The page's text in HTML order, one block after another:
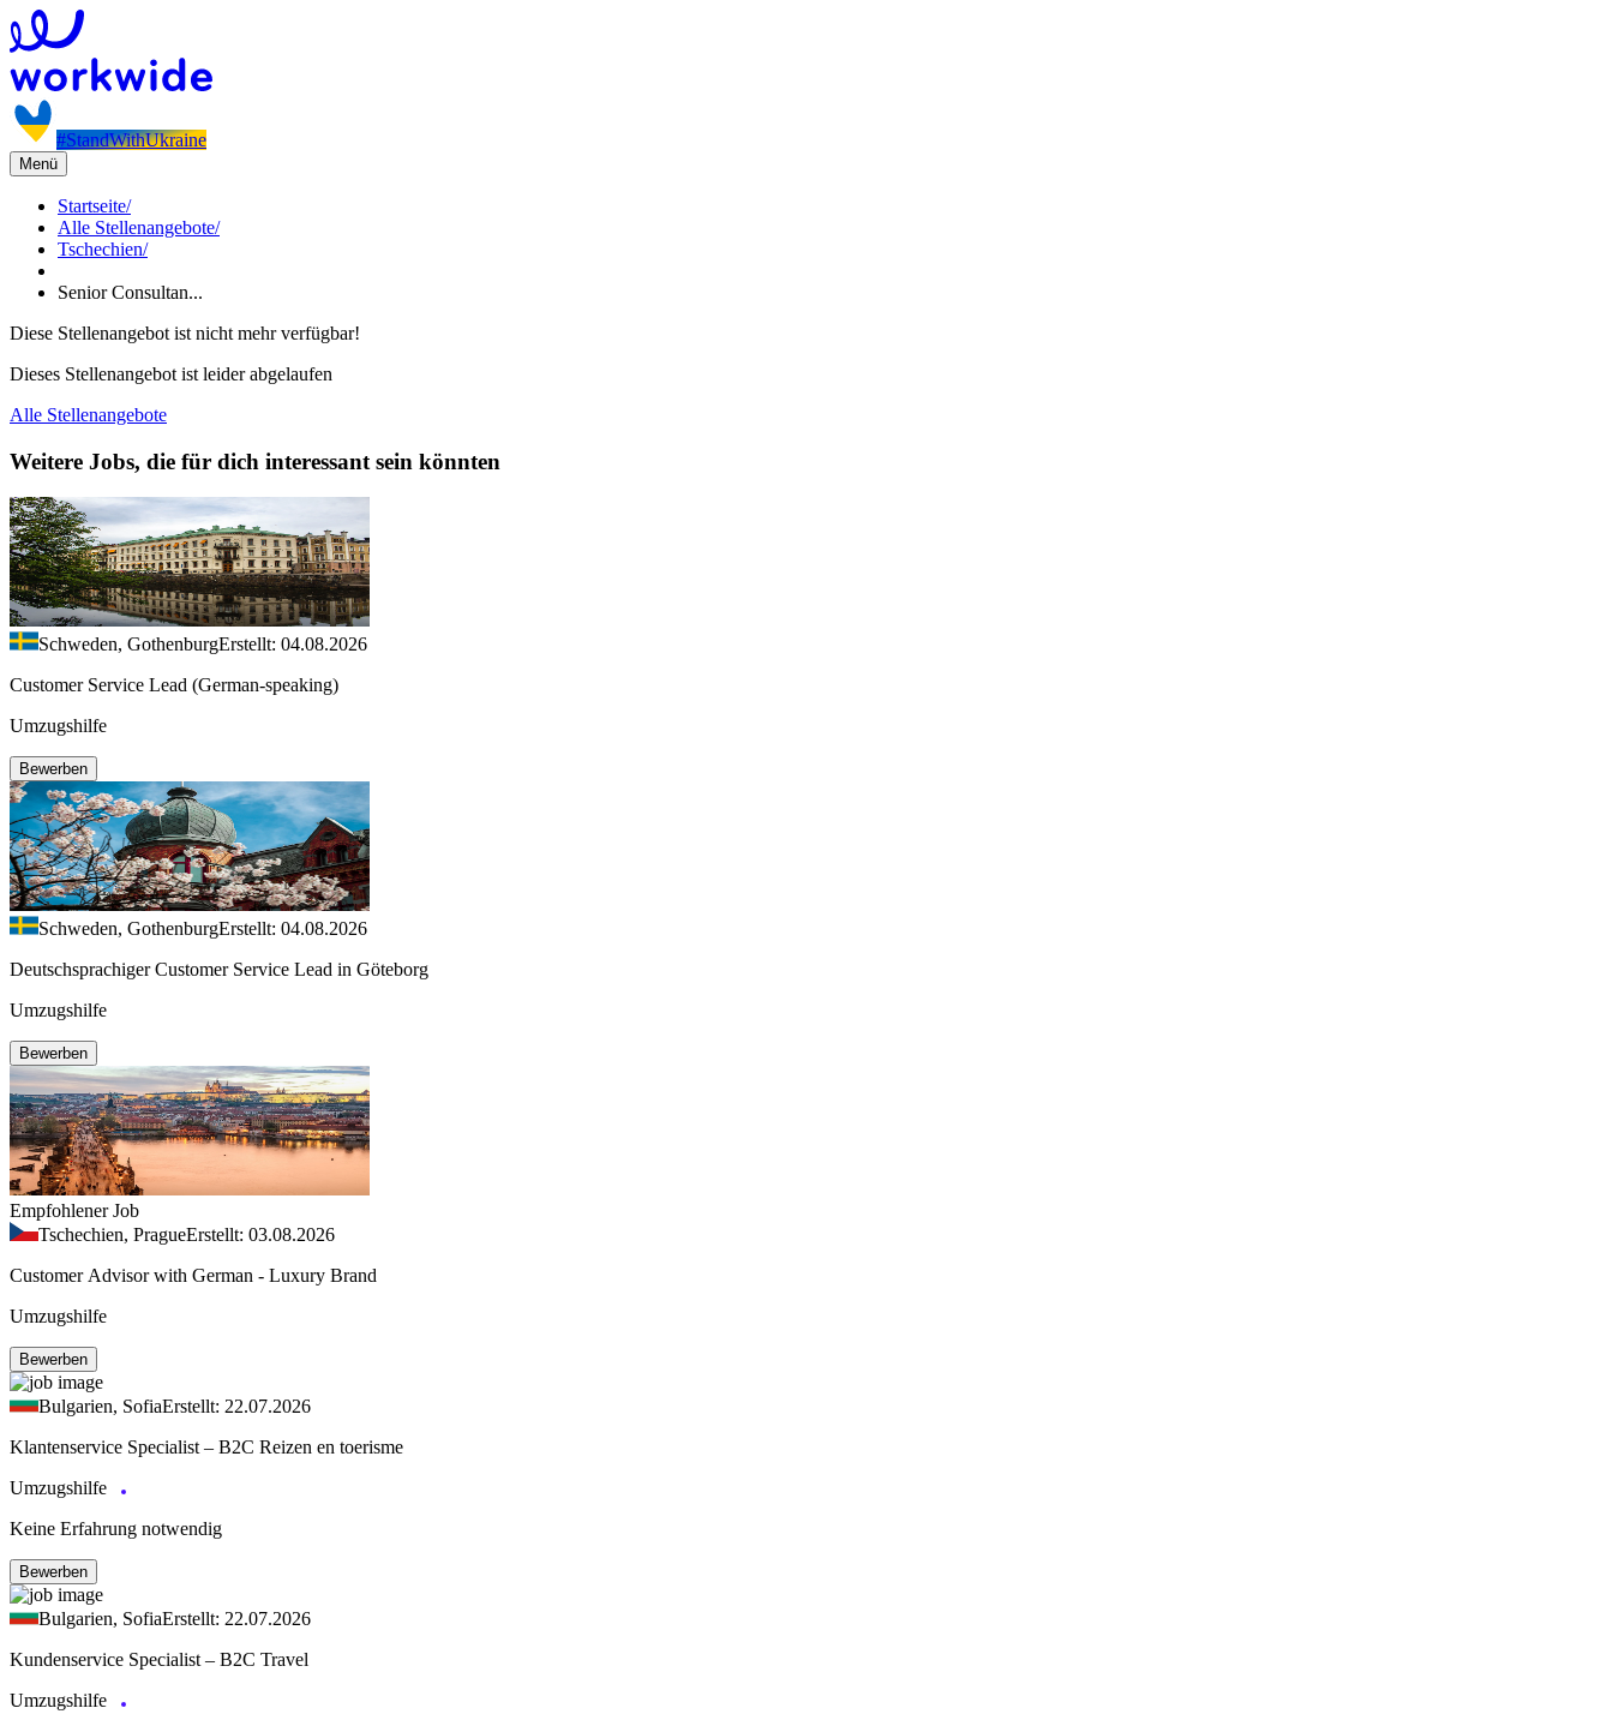
#StandWithUkraine
Menü
Startseite/
Alle Stellenangebote/
Tschechien/
Senior Consultan...
Diese Stellenangebot ist nicht mehr verfügbar!
Dieses Stellenangebot ist leider abgelaufen
Alle Stellenangebote
Weitere Jobs, die für dich interessant sein könnten
Schweden, GothenburgErstellt: 04.08.2026
Customer Service Lead (German-speaking)
Umzugshilfe
Bewerben
Schweden, GothenburgErstellt: 04.08.2026
Deutschsprachiger Customer Service Lead in Göteborg
Umzugshilfe
Bewerben
Empfohlener Job
Tschechien, PragueErstellt: 03.08.2026
Customer Advisor with German - Luxury Brand
Umzugshilfe
Bewerben
Bulgarien, SofiaErstellt: 22.07.2026
Klantenservice Specialist – B2C Reizen en toerisme
Umzugshilfe
Keine Erfahrung notwendig
Bewerben
Bulgarien, SofiaErstellt: 22.07.2026
Kundenservice Specialist – B2C Travel
Umzugshilfe